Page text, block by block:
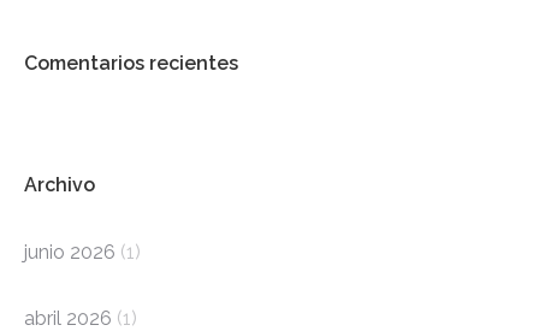
Comentarios recientes
Archivo
junio 2026 (1)
abril 2026 (1)